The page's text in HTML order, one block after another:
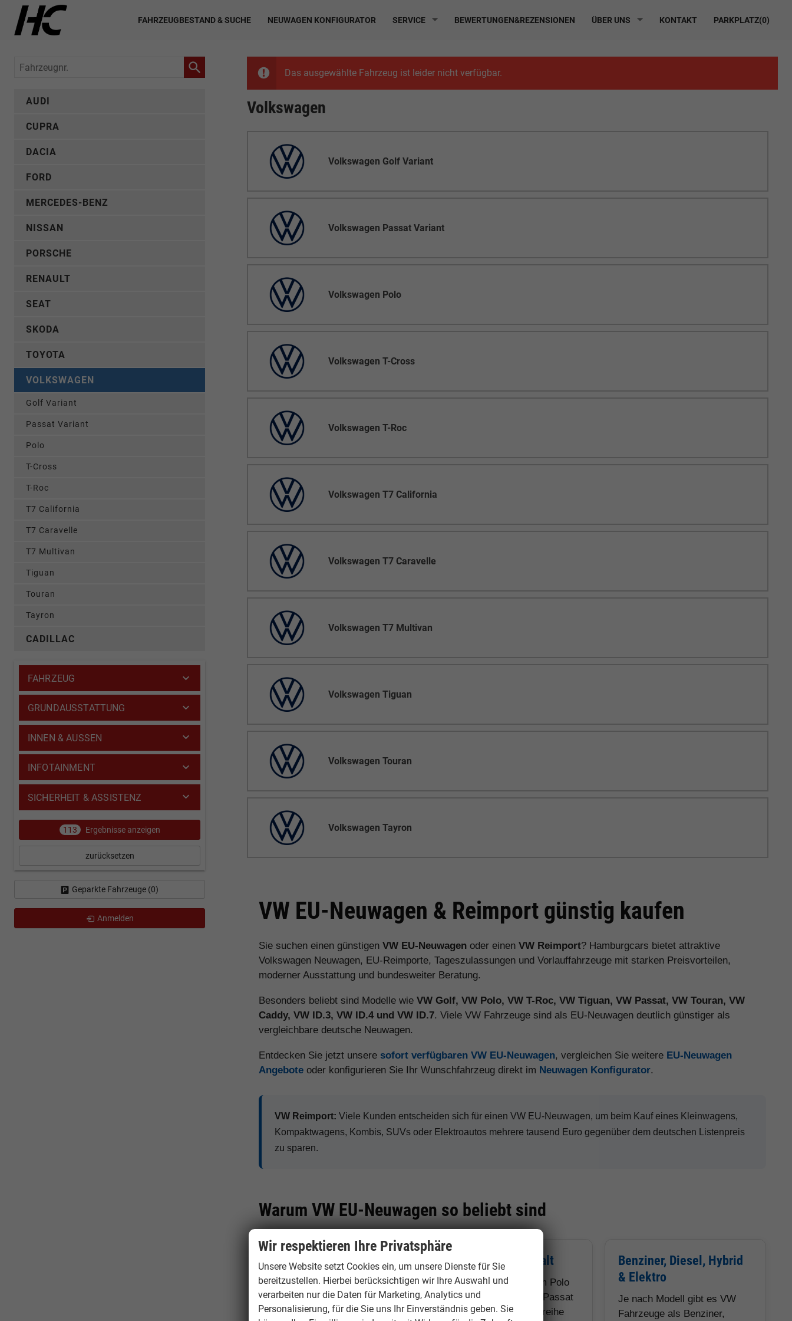
FAHRZEUGBESTAND & SUCHE NEUWAGEN KONFIGURATOR SERVICE BEWERTUNGEN&REZENSIONEN ÜBER UNS KONTAKT PARKPLATZ(0)
Das ausgewählte Fahrzeug ist leider nicht verfügbar.
Volkswagen
Volkswagen Golf Variant
Volkswagen Passat Variant
Volkswagen Polo
Volkswagen T-Cross
Volkswagen T-Roc
Volkswagen T7 California
Volkswagen T7 Caravelle
Volkswagen T7 Multivan
Volkswagen Tiguan
Volkswagen Touran
Volkswagen Tayron
VW EU-Neuwagen & Reimport günstig kaufen
Sie suchen einen günstigenVW EU-Neuwagen oder einenVW Reimport? Hamburgcars bietet attraktive
Volkswagen Neuwagen, EU-Reimporte, Tageszulassungen und Vorlauffahrzeuge mit starken Preisvorteilen,
moderner Ausstattung und bundesweiter Beratung.
Besonders beliebt sind Modelle wieVW Golf, VW Polo, VW T-Roc, VW Tiguan, VW Passat, VW Touran, VW
Caddy, VW ID.3, VW ID.4 und VW ID.7. Viele VW Fahrzeuge sind als EU-Neuwagen deutlich günstiger als
vergleichbare deutsche Neuwagen.
Entdecken Sie jetzt unsere sofort verfügbaren VW EU-Neuwagen, vergleichen Sie weitere EU-Neuwagen
Angebote oder konfigurieren Sie Ihr Wunschfahrzeug direkt im Neuwagen Konfigurator.
VW Reimport: Viele Kunden entscheiden sich für einen VW EU-Neuwagen, um beim Kauf eines Kleinwagens,
Kompaktwagens, Kombis, SUVs oder Elektroautos mehrere tausend Euro gegenüber dem deutschen Listenpreis
zu sparen.
Warum VW EU-Neuwagen so beliebt sind
Hohe Preisvorteile
Je nach Modell, Ausstattung
und Verfügbarkeit sind bei VW
Reimporten deutliche Rabatte
Große Modellvielfalt
Volkswagen bietet vom Polo
über Golf, Tiguan und Passat
bis zur ID.-Elektrobaureihe
Benziner, Diesel, Hybrid
& Elektro
Je nach Modell gibt es VW
Fahrzeuge als Benziner,
Fahrzeugnr.
AUDI
CUPRA
DACIA
FORD
MERCEDES-BENZ
NISSAN
PORSCHE
RENAULT
SEAT
SKODA
TOYOTA
VOLKSWAGEN
Golf Variant
Passat Variant
Polo
T-Cross
T-Roc
T7 California
T7 Caravelle
T7 Multivan
Tiguan
Touran
Tayron
CADILLAC
FAHRZEUG
GRUNDAUSSTATTUNG
INNEN & AUSSEN
INFOTAINMENT
SICHERHEIT & ASSISTENZ
113 Ergebnisse anzeigen
zurücksetzen
Geparkte Fahrzeuge (0)
Anmelden
Wir respektieren Ihre Privatsphäre
Unsere Website setzt Cookies ein, um unsere Dienste für Sie
bereitzustellen. Hierbei berücksichtigen wir Ihre Auswahl und
verarbeiten nur die Daten für Marketing, Analytics und
Personalisierung, für die Sie uns Ihr Einverständnis geben. Sie